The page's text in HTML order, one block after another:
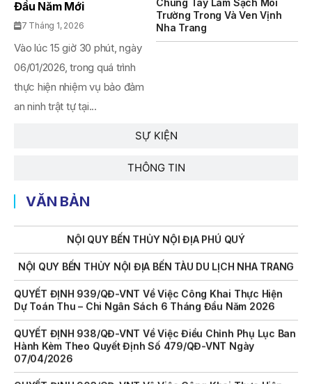
SỰ KIỆN
THÔNG TIN
Đầu Năm Mới
7 Tháng 1, 2026
Vào lúc 15 giờ 30 phút, ngày
06/01/2026, trong quá trình
thực hiện nhiệm vụ bảo đảm
an ninh trật tự tại...
Chung Tay Làm Sạch Môi
Trường Trong Và Ven Vịnh
Nha Trang
VĂN BẢN
THÔNG BÁO Số 707/TB-VNT: Kết Quả Lựa Chọn Đơn Vị Tổ
Biển Số KH-0834
Chức Đấu Giá Tài Sản Đối Với Ca Nô 200CV VNT 02 Biển
Số KH-0387
THÔNG BÁO Số 659/TB-VNT Năm 2026 V/v Đính Chính
Thông Báo Số 641/TB-VNT Ngày 18/05/2026 Của Ban
NỘI QUY BẾN THỦY NỘI ĐỊA HÒN MUN
NỘI QUY BẾN THỦY NỘI ĐỊA BẾN TÀU DU LỊCH NHA TRANG
QUYẾT ĐỊNH 939/QĐ-VNT Về Việc Công Khai Thực Hiện
Dự Toán Thu – Chi Ngân Sách 6 Tháng Đầu Năm 2026
QUYẾT ĐỊNH 938/QĐ-VNT Về Việc Điều Chỉnh Phụ Lục Ban
Hành Kèm Theo Quyết Định Số 479/QĐ-VNT Ngày
07/04/2026
Dự Toán Thu – Chi Ngân Sách Quý 2 Năm 2026